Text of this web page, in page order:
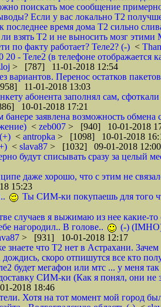
поискать мое сообщение
Если у вас локально Т2
последнее время дома Т2 сильно
взять Т2 и не выносить мозг
по факту работает? Теле2? (-) <
20 - Теле2 (в телефоне отображается
> [787] 11-01-2018 12:54
вариантов. Перенос остатков
11-01-2018 13:03
абонента заполнял сам,
10-01-2018 17:21
банере заявлена возможность
< zeb007 > [940] 10-01-2018
< antropka > [1098] 10-01-2018
< slava87 > [1032] 09-01-2018 12:00
будут списывать сразу за целый
даже хорошо, что с этим не
15:23
Ты СИМ-ки покупаешь для того
случаев я выжимаю из нее какие-то
нагородил.. В голове..
(-)
> [931] 10-01-2018 12:17
что Т2 нет в Астрахани.
дождись, скоро отпишутся все кто
будет мегафон или мтс ... у меня
СИМ-ки (Как я понял, они не
2018 18:46
Хотя на тот момент мой город